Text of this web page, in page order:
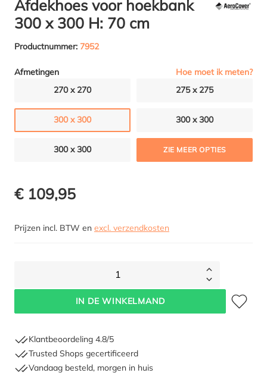
Afdekhoes voor hoekbank
300 x 300 H: 70 cm
Productnummer: 7952
Afmetingen
Hoe moet ik meten?
270 x 270
275 x 275
300 x 300 300 x 300
300 x 300 ZIE MEER OPTIES
€ 109,95
Prijzen incl. BTW en excl. verzendkosten
1
IN DE WINKELMAND
Klantbeoordeling 4.8/5
Trusted Shops gecertificeerd
Vandaag besteld, morgen in huis